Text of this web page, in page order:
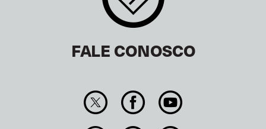
FALE CONOSCO